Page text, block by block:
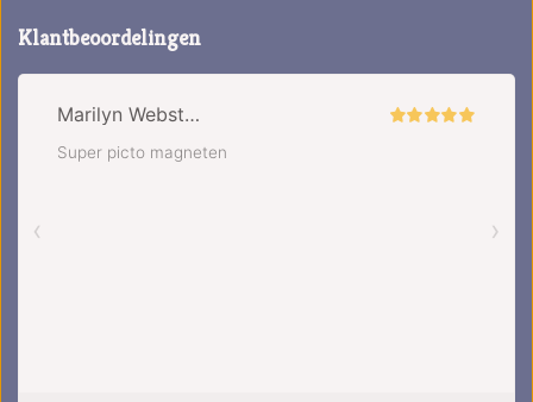
Klantbeoordelingen